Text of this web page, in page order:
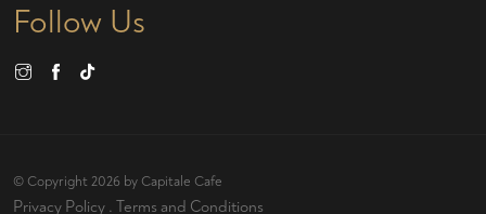
Follow Us
© Copyright 2026 by Capitale Cafe
Privacy Policy . Terms and Conditions